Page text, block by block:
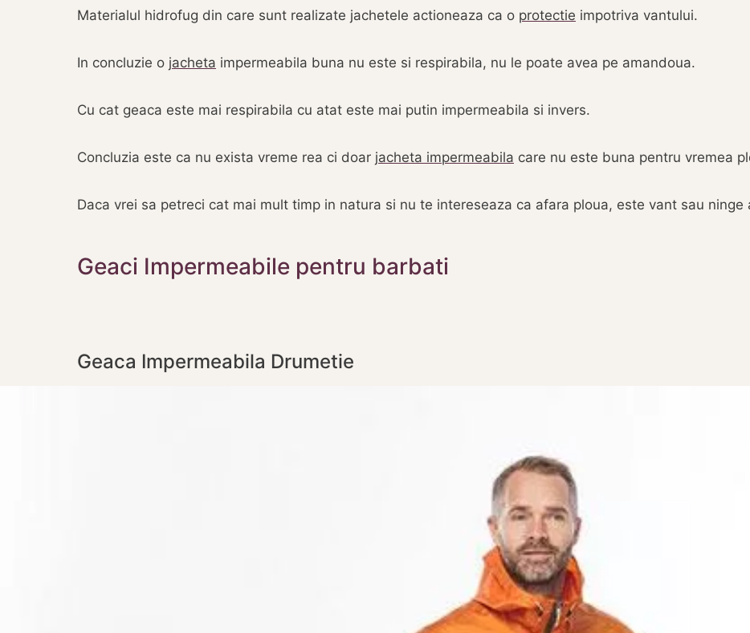
Materialul hidrofug din care sunt realizate jachetele actioneaza ca o protectie impotriva vantului.
In concluzie o jacheta impermeabila buna nu este si respirabila, nu le poate avea pe amandoua.
Cu cat geaca este mai respirabila cu atat este mai putin impermeabila si invers.
Concluzia este ca nu exista vreme rea ci doar jacheta impermeabila care nu este buna pentru vremea
Daca vrei sa petreci cat mai mult timp in natura si nu te intereseaza ca afara ploua, este vant sau
Geaci Impermeabile pentru barbati
Geaca Impermeabila Drumetie